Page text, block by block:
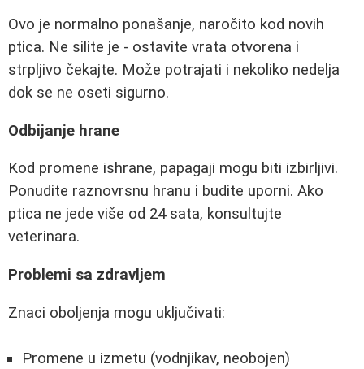
Ovo je normalno ponašanje, naročito kod novih
ptica. Ne silite je - ostavite vrata otvorena i
strpljivo čekajte. Može potrajati i nekoliko nedelja
dok se ne oseti sigurno.
Odbijanje hrane
Kod promene ishrane, papagaji mogu biti izbirljivi.
Ponudite raznovrsnu hranu i budite uporni. Ako
ptica ne jede više od 24 sata, konsultujte
veterinara.
Problemi sa zdravljem
Znaci oboljenja mogu uključivati:
Promene u izmetu (vodnjikav, neobojen)